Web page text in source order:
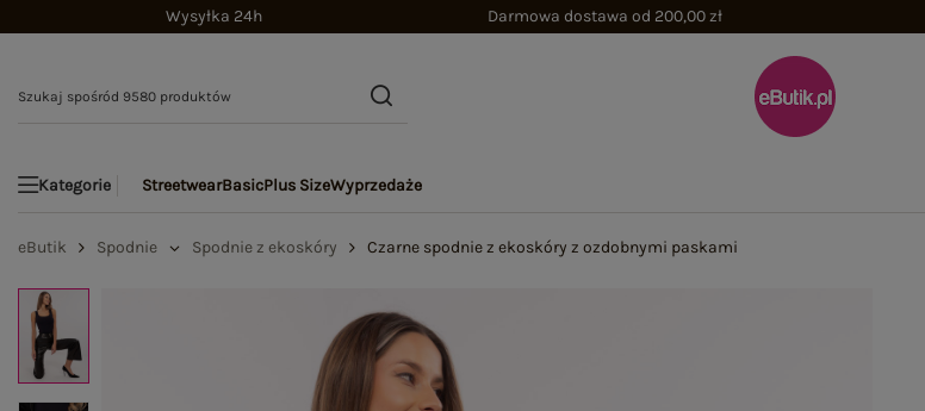
Wysyłka 24h Darmowa dostawa od 200,00 zł
Kategorie StreetwearBasicPlus SizeWyprzedaże
eButik Spodnie Spodnie z ekoskóry Czarne spodnie z ekoskóry z ozdobnymi paskami